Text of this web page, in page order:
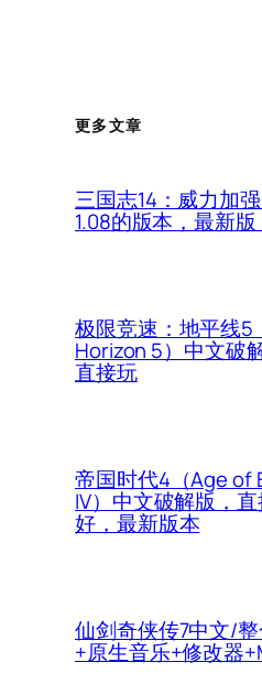
更多文章
三国志14：威力加
1.08的版本，最新
极限竞速：地平线5
Horizon 5）中文破
直接玩
帝国时代4（Age of
IV）中文破解版，
好，最新版本
仙剑奇侠传7中文/整
+原生音乐+修改器